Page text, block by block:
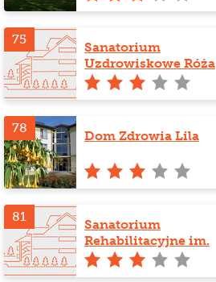
75
Sanatorium
Uzdrowiskowe Róża
78
Dom Zdrowia Lila
81
Sanatorium
Rehabilitacyjne im.
Janusza Korczaka w
Krasnobrodzie